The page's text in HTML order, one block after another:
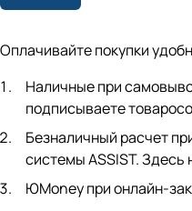
Оплачивайте покупки
Наличные при
подписываете
Безналичный расчет
системы ASSIST. Здесь
ЮMoney при онлайн-